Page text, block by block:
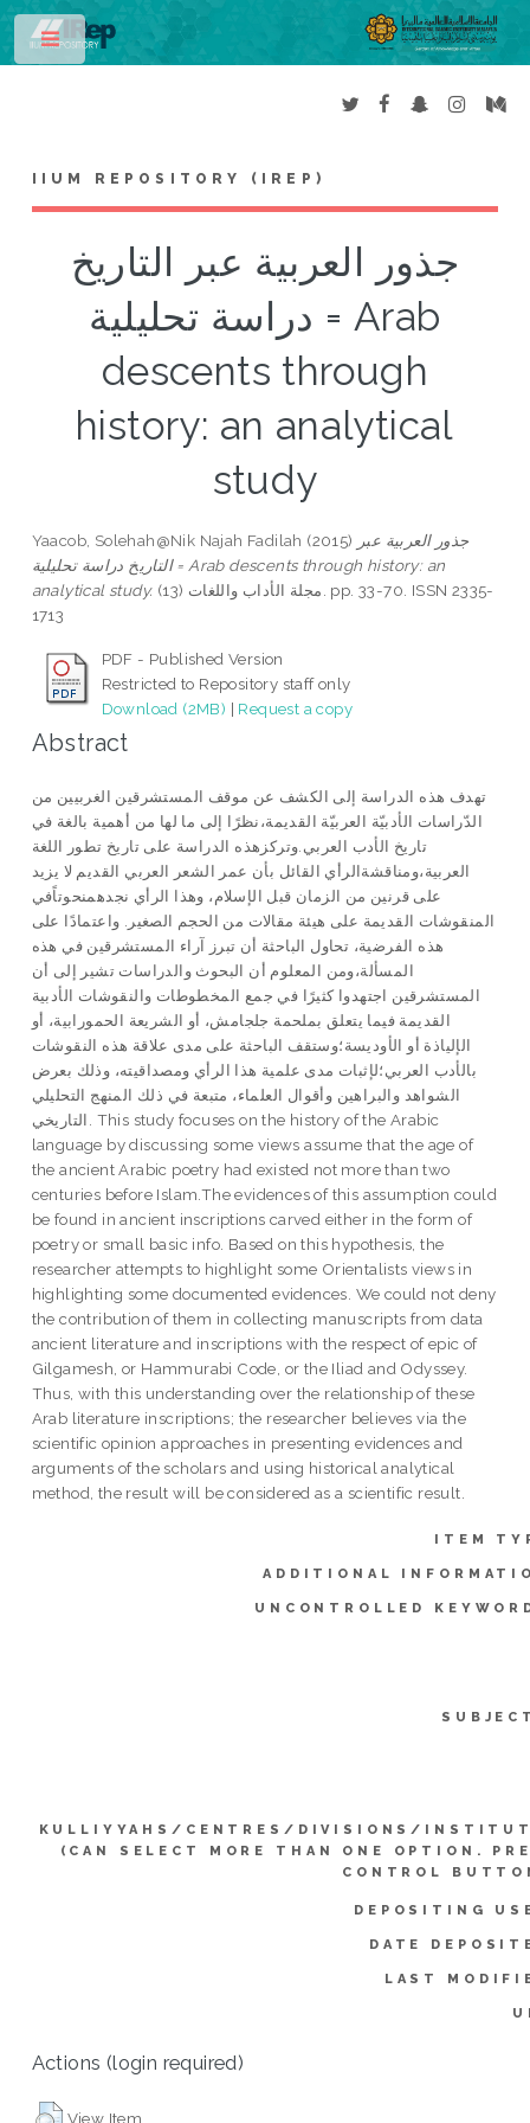
IIUM REPOSITORY (IREP)
جذور العربية عبر التاريخ
دراسة تحليلية = Arab
descents through
history: an analytical
study
Yaacob, Solehah@Nik Najah Fadilah (2015) جذور العربية عبر
التاريخ دراسة تحليلية = Arab descents through history: an
analytical study.
1713
PDF - Published Version
Restricted to Repository staff only
Download (2MB) | Request a copy
Abstract
تهدف هذه الدراسة إلى الكشف عن موقف المستشرقين الغربيين من
الدّراسات الأدبيّة العربيّة القديمة،نظرًا إلى ما لها من أهمية بالغة في
تاريخ الأدب العربي.وتركزهذه الدراسة على تاريخ تطور اللغة
العربية،ومناقشةالرأي القائل بأن عمر الشعر العربي القديم لا يزيد
على قرنين من الزمان قبل الإسلام، وهذا الرأي نجدهمنحوتاًفي
المنقوشات القديمة على هيئة مقالات من الحجم الصغير. واعتمادًا على
هذه الفرضية، تحاول الباحثة أن تبرز آراء المستشرقين في هذه
المسألة،ومن المعلوم أن البحوث والدراسات تشير إلى أن
المستشرقين اجتهدوا كثيرًا في جمع المخطوطات والنقوشات الأدبية
القديمة فيما يتعلق بملحمة جلجامش، أو الشريعة الحمورابية، أو
الإلياذة أو الأوديسة؛وستقف الباحثة على مدى علاقة هذه النقوشات
بالأدب العربي؛لإثبات مدى علمية هذا الرأي ومصداقيته، وذلك بعرض
الشواهد والبراهين وأقوال العلماء، متبعة في ذلك المنهج التحليلي
التاريخي. This study focuses on the history of the Arabic
language by discussing some views assume that the age of
the ancient Arabic poetry had existed not more than two
centuries before Islam.The evidences of this assumption could
be found in ancient inscriptions carved either in the form of
poetry or small basic info. Based on this hypothesis, the
researcher attempts to highlight some Orientalists views in
highlighting some documented evidences. We could not deny
the contribution of them in collecting manuscripts from data
ancient literature and inscriptions with the respect of epic of
Gilgamesh, or Hammurabi Code, or the Iliad and Odyssey.
Thus, with this understanding over the relationship of these
Arab literature inscriptions; the researcher believes via the
scientific opinion approaches in presenting evidences and
arguments of the scholars and using historical analytical
method, the result will be considered as a scientific result.
ITEM
ADDITIONAL
UNCONTROLLED
KULLIYYAHS/CENTRES/DIVISIONS/
(CAN SELECT MORE THAN ONE OPTION.
CONTROL
DEPOSITING
DATE
LAST
Actions (login required)
View Item
Toggle